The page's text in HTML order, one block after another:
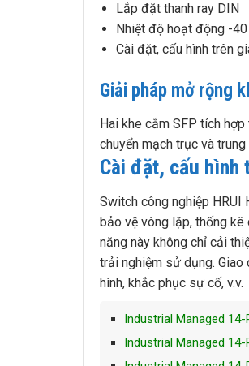
Lắp đặt thanh ray DIN
Nhiệt độ hoạt động -
Cài đặt, cấu hình trên
Giải pháp mở rộng
Hai khe cắm SFP tích
chuyển mạch trục và
Cài đặt, cấu hình
Switch công nghiệp HRUI
bảo vệ vòng lặp, thống
năng này không chỉ cải
trải nghiệm sử dụng.
hình, khắc phục sự cố, v.v.
Industrial Managed 14-
Industrial Managed 14-